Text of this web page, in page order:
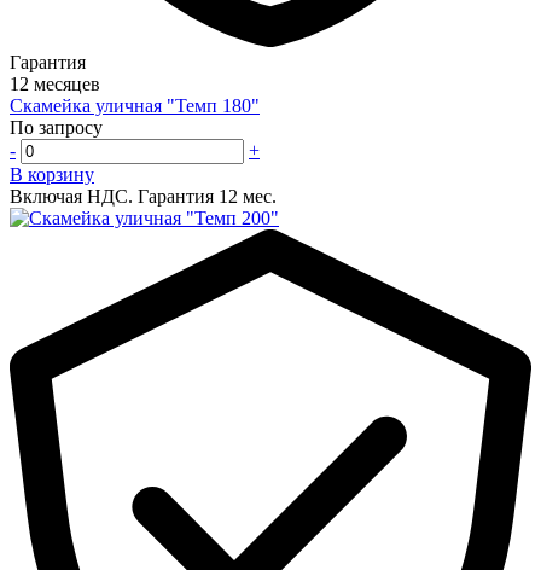
Гарантия
12 месяцев
Скамейка уличная "Темп 180"
По запросу
-
+
В корзину
Включая НДС. Гарантия 12 мес.